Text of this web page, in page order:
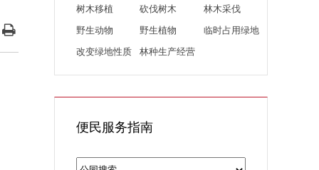
树木移植 砍伐树木
林木采伐
野生动物
野生植物
临时占用绿地
改变绿地性质
林种生产经营
便民服务指南